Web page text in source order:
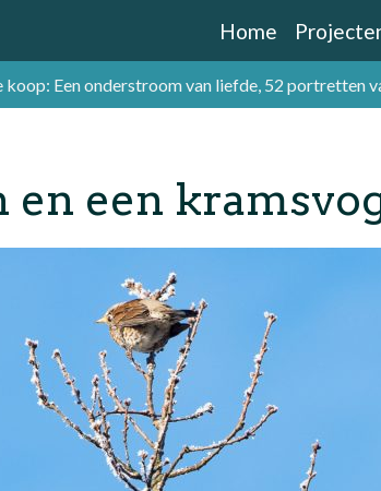
Home
koop: Een onderstroom van liefde, 52 portretten
en een